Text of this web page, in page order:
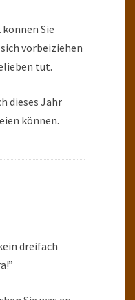
können Sie
vorbeiziehen
tut.
dieses Jahr
können.
dreifach